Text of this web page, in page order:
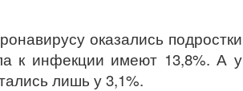
оказались подростки
к инфекции имеют 13,8%. А у
лишь у 3,1%.